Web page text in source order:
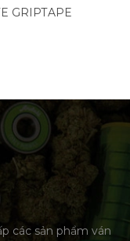
GRIPTAPE
các sản phẩm ván